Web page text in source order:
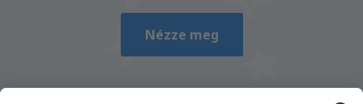
Nézze meg